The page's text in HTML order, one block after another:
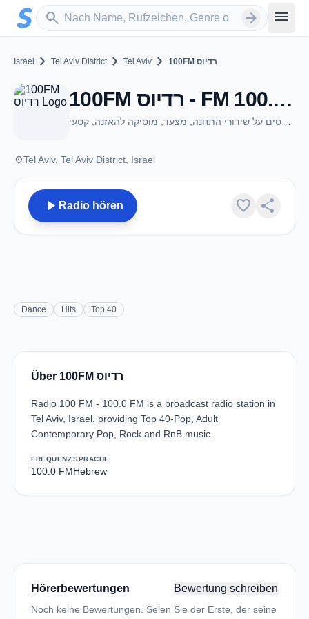
Zum Hauptinhalt springen
search
Sender suchen arrow_forward menu
Israel chevron_right Tel Aviv District chevron_right Tel Aviv chevron_right 100FM רדיוס
100FM רדיוס - FM 100.0 - Tel Aviv
placeTel Aviv, Tel Aviv District, Israel
play_arrow Radio hören favorite share
Dance Hits Top 40
Über 100FM רדיוס
Radio 100 FM - 100.0 FM is a broadcast radio station in
Tel Aviv, Israel, providing Top 40-Pop, Adult
Contemporary Pop, Rock and RnB music.
FREQUENZ
100.0 FM
SPRACHE
Hebrew
Hörerbewertungen Bewertung schreiben
Noch keine Bewertungen. Seien Sie der Erste, der seine